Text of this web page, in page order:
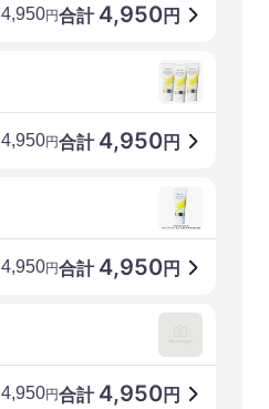
合計 4,950円
4,950円
合計 4,950円
4,950円
合計 4,950円
4,950円
合計 4,950円
4,950円